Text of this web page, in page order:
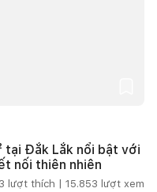
tại Đắk Lắk nổi bật với
nối thiên nhiên
3 lượt thích | 15.853 lượt xem